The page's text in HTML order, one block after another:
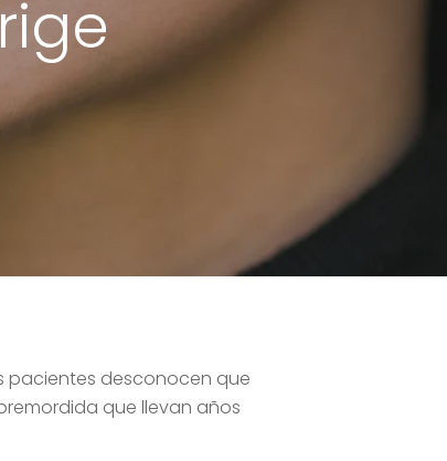
pacientes desconocen que
que llevan años